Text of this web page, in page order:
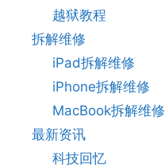
越狱教程
拆解维修
iPad拆解维修
iPhone拆解维修
MacBook拆解维修
最新资讯
科技回忆